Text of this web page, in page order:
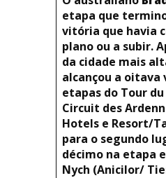
etapa que
vitória que havia
plano ou a subir.
da cidade mais
alcançou a oitava
etapas do Tour
Circuit des
Hotels e Resort/
para o segundo
décimo na etapa
Nych (Anicilor/